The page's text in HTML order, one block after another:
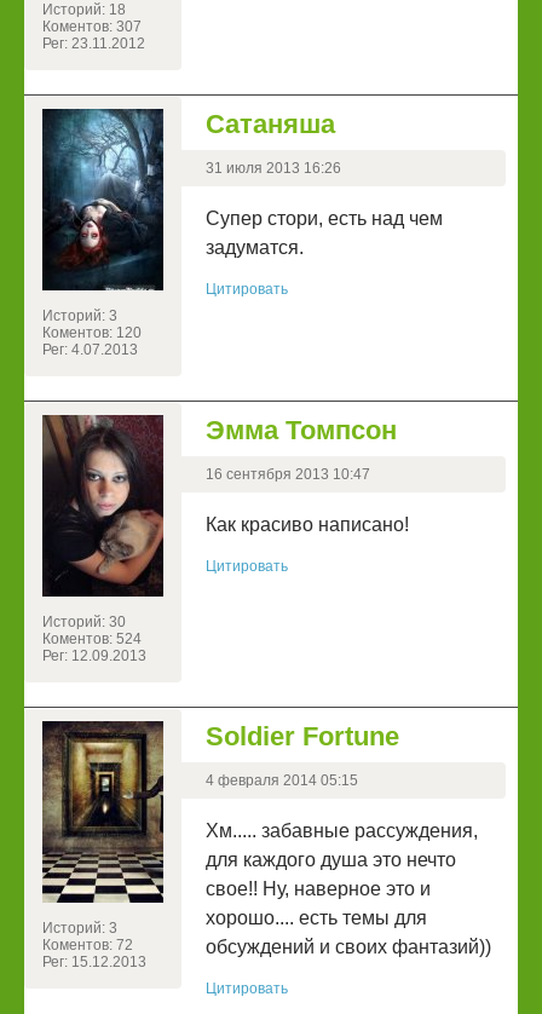
Историй: 18
Коментов: 307
Рег: 23.11.2012
Историй: 3
Коментов: 120
Рег: 4.07.2013
Сатаняша
31 июля 2013 16:26
Супер стори, есть над чем
задуматся.
Цитировать
Историй: 30
Коментов: 524
Рег: 12.09.2013
Эмма Томпсон
16 сентября 2013 10:47
Как красиво написано!
Цитировать
Историй: 3
Коментов: 72
Рег: 15.12.2013
Soldier Fortune
4 февраля 2014 05:15
Хм..... забавные рассуждения,
для каждого душа это нечто
свое!! Ну, наверное это и
хорошо.... есть темы для
обсуждений и своих фантазий))
Цитировать